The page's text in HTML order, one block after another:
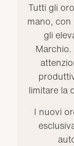
Tutti gli
mano,
gli
Marchio.
limitare la
I nuovi